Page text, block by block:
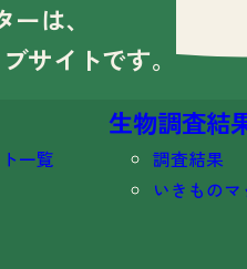
は、
サイトです。
一覧
生物調査結
調査結果
いきものマ